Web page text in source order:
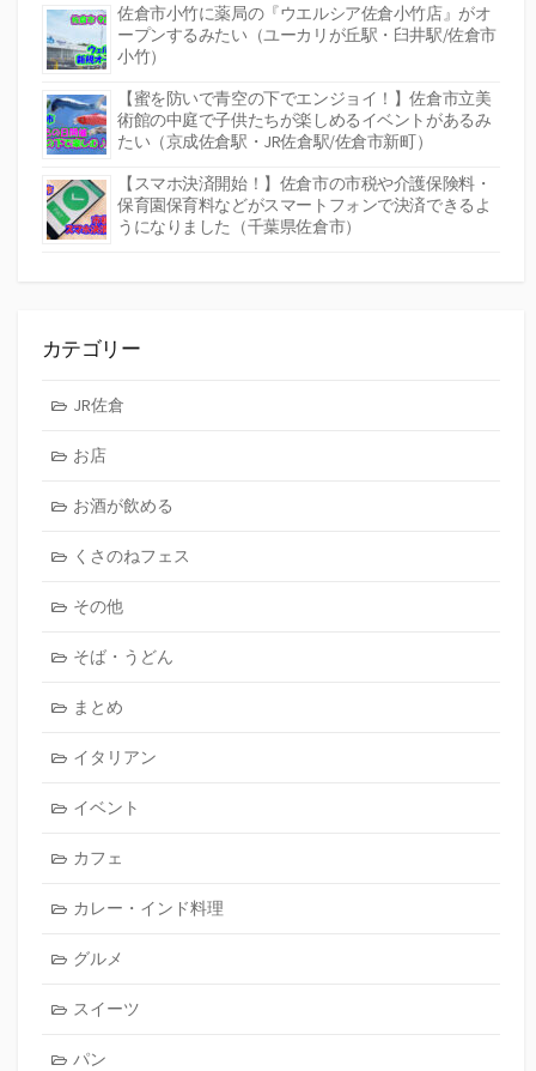
佐倉市小竹に薬局の『ウエルシア佐倉小竹店』がオ
ープンするみたい（ユーカリが丘駅・臼井駅/佐倉市
小竹）
【蜜を防いで青空の下でエンジョイ！】佐倉市立美
術館の中庭で子供たちが楽しめるイベントがあるみ
たい（京成佐倉駅・JR佐倉駅/佐倉市新町）
【スマホ決済開始！】佐倉市の市税や介護保険料・
保育園保育料などがスマートフォンで決済できるよ
うになりました（千葉県佐倉市）
カテゴリー
JR佐倉
お店
お酒が飲める
くさのねフェス
その他
そば・うどん
まとめ
イタリアン
イベント
カフェ
カレー・インド料理
グルメ
スイーツ
パン